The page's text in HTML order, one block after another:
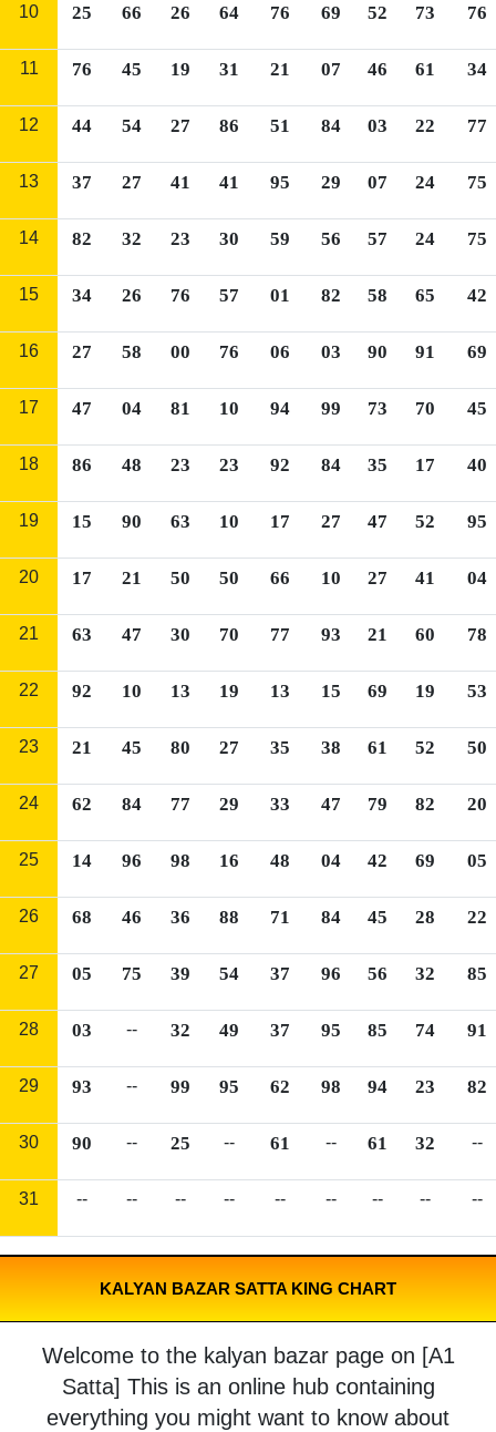
10 25 66 26 64 76 69 52 73 76
11 76 45 19 31 21 07 46 61 34
12 44 54 27 86 51 84 03 22 77
13 37 27 41 41 95 29 07 24 75
14 82 32 23 30 59 56 57 24 75
15 34 26 76 57 01 82 58 65 42
16 27 58 00 76 06 03 90 91 69
17 47 04 81 10 94 99 73 70 45
18 86 48 23 23 92 84 35 17 40
19 15 90 63 10 17 27 47 52 95
20 17 21 50 50 66 10 27 41 04
21 63 47 30 70 77 93 21 60 78
22 92 10 13 19 13 15 69 19 53
23 21 45 80 27 35 38 61 52 50
24 62 84 77 29 33 47 79 82 20
25 14 96 98 16 48 04 42 69 05
26 68 46 36 88 71 84 45 28 22
27 05 75 39 54 37 96 56 32 85
28 03 -- 32 49 37 95 85 74 91
29 93 -- 99 95 62 98 94 23 82
30 90 -- 25 -- 61 -- 61 32 --
31 -- -- -- -- -- -- -- -- --
KALYAN BAZAR SATTA KING CHART
Welcome to the kalyan bazar page on [A1
Satta] This is an online hub containing
everything you might want to know about